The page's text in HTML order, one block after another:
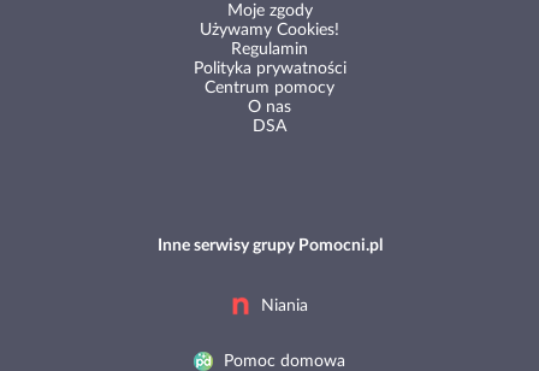
Moje zgody
Używamy Cookies!
Regulamin
Polityka prywatności
Centrum pomocy
O nas
DSA
Inne serwisy grupy Pomocni.pl
Niania
Pomoc domowa